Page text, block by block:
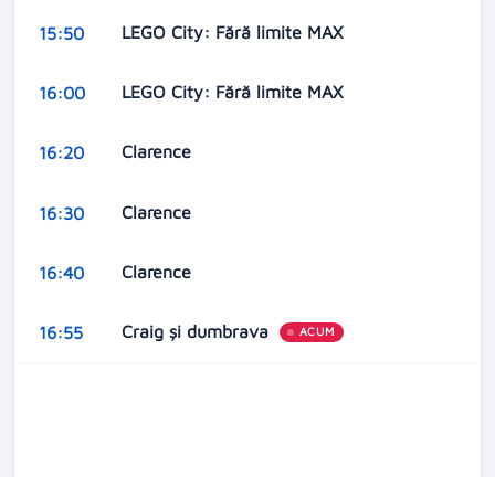
15:50 LEGO City: Fără limite MAX
16:00 LEGO City: Fără limite MAX
16:20 Clarence
16:30 Clarence
16:40 Clarence
16:55 Craig și dumbrava ACUM